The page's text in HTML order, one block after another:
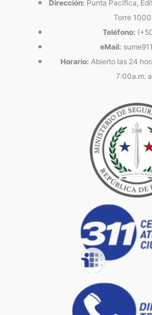
Dirección: Punta Pacífica,
Torre
Teléfono:
eMail:
Horario: Abierto las 24
7:00a.m.